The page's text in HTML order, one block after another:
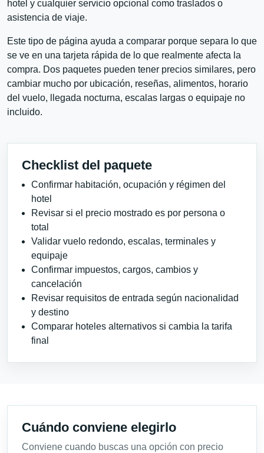
hotel y cualquier servicio opcional como traslados o
asistencia de viaje.
Este tipo de página ayuda a comparar porque separa lo que
se ve en una tarjeta rápida de lo que realmente afecta la
compra. Dos paquetes pueden tener precios similares, pero
cambiar mucho por ubicación, reseñas, alimentos, horario
del vuelo, llegada nocturna, escalas largas o equipaje no
incluido.
Checklist del paquete
Confirmar habitación, ocupación y régimen del
hotel
Revisar si el precio mostrado es por persona o
total
Validar vuelo redondo, escalas, terminales y
equipaje
Confirmar impuestos, cargos, cambios y
cancelación
Revisar requisitos de entrada según nacionalidad
y destino
Comparar hoteles alternativos si cambia la tarifa
final
Cuándo conviene elegirlo
Conviene cuando buscas una opción con precio